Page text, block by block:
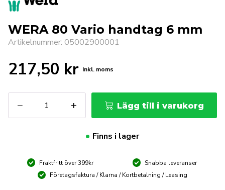
WERA 80 Vario handtag 6 mm
Artikelnummer: 05002900001
217,50 kr Inkl. moms
−
80
Vario
mängd
+ Lägg till i varukorg
Finns i lager
Fraktfritt över 399kr
Snabba leveranser
Företagsfaktura / Klarna / Kortbetalning / Leasing